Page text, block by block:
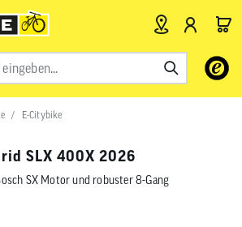
Verwende
Pfeile
nach
E-Citybike
SLX 400X 2026
SX Motor und robuster 8-Gang